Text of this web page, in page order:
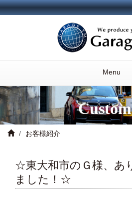
Menu
お客様紹介
☆東大和市のＧ様、あ
ました！☆